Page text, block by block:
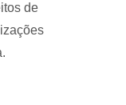
de